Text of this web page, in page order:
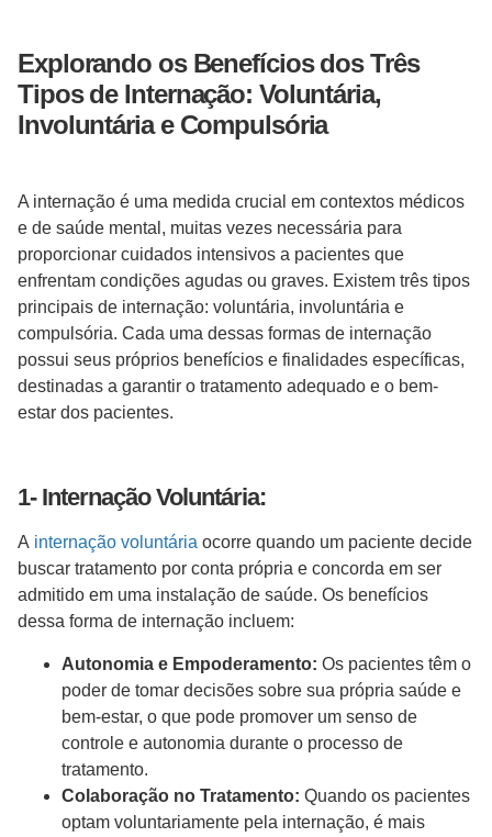
Explorando os Benefícios dos Três
Tipos de Internação: Voluntária,
Involuntária e Compulsória
A internação é uma medida crucial em contextos médicos
e de saúde mental, muitas vezes necessária para
proporcionar cuidados intensivos a pacientes que
enfrentam condições agudas ou graves. Existem três tipos
principais de internação: voluntária, involuntária e
compulsória. Cada uma dessas formas de internação
possui seus próprios benefícios e finalidades específicas,
destinadas a garantir o tratamento adequado e o bem-
estar dos pacientes.
1- Internação Voluntária:
A internação voluntária ocorre quando um paciente decide
buscar tratamento por conta própria e concorda em ser
admitido em uma instalação de saúde. Os benefícios
dessa forma de internação incluem:
Autonomia e Empoderamento: Os pacientes têm o
poder de tomar decisões sobre sua própria saúde e
bem-estar, o que pode promover um senso de
controle e autonomia durante o processo de
tratamento.
Colaboração no Tratamento: Quando os pacientes
optam voluntariamente pela internação, é mais